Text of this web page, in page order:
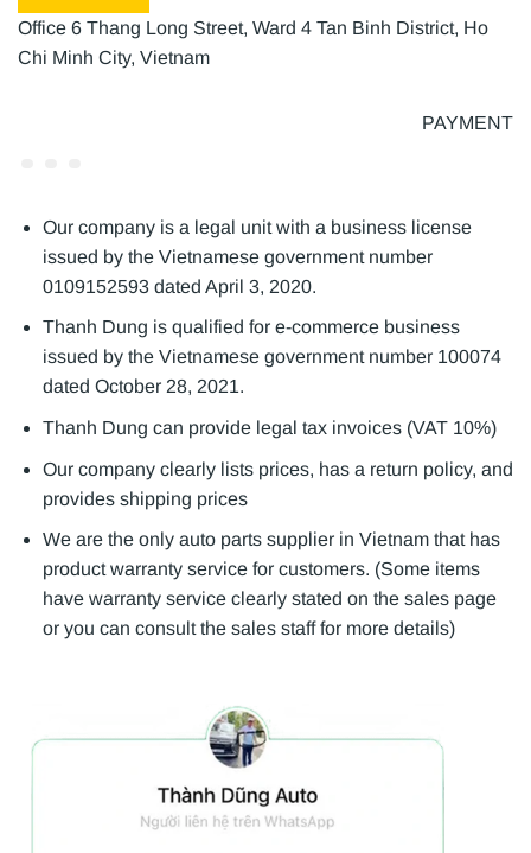
Office 6 Thang Long Street, Ward 4 Tan Binh District, Ho
Chi Minh City, Vietnam
PAYMENT
Our company is a legal unit with a business license
issued by the Vietnamese government number
0109152593 dated April 3, 2020.
Thanh Dung is qualified for e-commerce business
issued by the Vietnamese government number 100074
dated October 28, 2021.
Thanh Dung can provide legal tax invoices (VAT 10%)
Our company clearly lists prices, has a return policy, and
provides shipping prices
We are the only auto parts supplier in Vietnam that has
product warranty service for customers. (Some items
have warranty service clearly stated on the sales page
or you can consult the sales staff for more details)